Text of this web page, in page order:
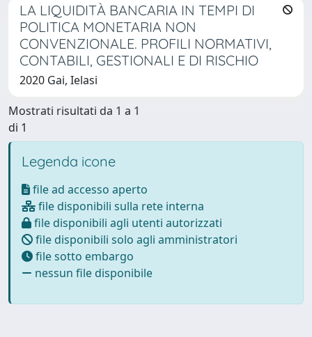
LA LIQUIDITÀ BANCARIA IN TEMPI DI
POLITICA MONETARIA NON
CONVENZIONALE. PROFILI NORMATIVI,
CONTABILI, GESTIONALI E DI RISCHIO
2020 Gai, Ielasi
Mostrati risultati da 1 a 1
di 1
Legenda icone
file ad accesso aperto
file disponibili sulla rete interna
file disponibili agli utenti autorizzati
file disponibili solo agli amministratori
file sotto embargo
nessun file disponibile